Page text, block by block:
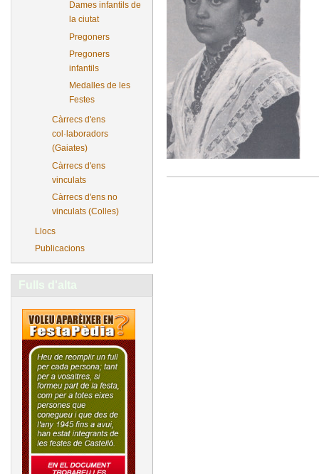
Dames infantils de
la ciutat
Pregoners
Pregoners
infantils
Medalles de les
Festes
Càrrecs d'ens
col·laboradors
(Gaiates)
Càrrecs d'ens
vinculats
Càrrecs d'ens no
vinculats (Colles)
Llocs
Publicacions
Fulls d'alta